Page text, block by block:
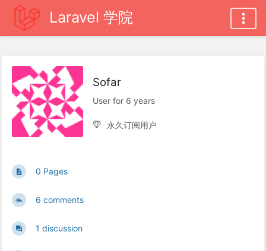
Laravel 学院
Sofar
User for 6 years
永久订阅用户
0 Pages
6 comments
1 discussion